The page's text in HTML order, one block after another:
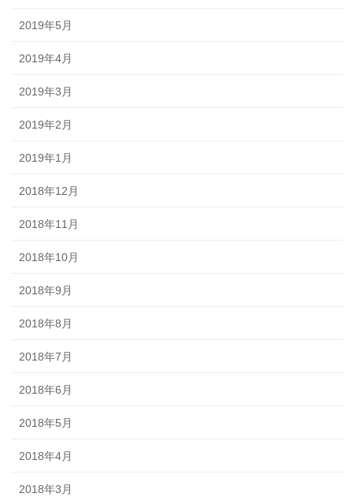
2019年5月
2019年4月
2019年3月
2019年2月
2019年1月
2018年12月
2018年11月
2018年10月
2018年9月
2018年8月
2018年7月
2018年6月
2018年5月
2018年4月
2018年3月